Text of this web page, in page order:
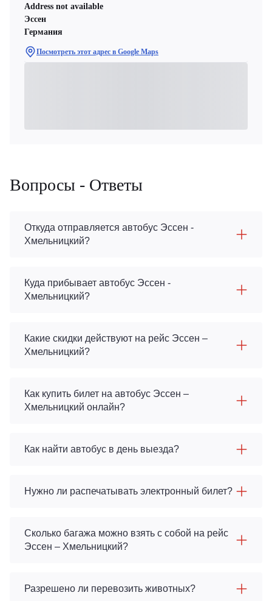
Address not available
Эссен
Германия
Посмотреть этот адрес в Google Maps
Вопросы - Ответы
Откуда отправляется автобус Эссен -
Хмельницкий?
Куда прибывает автобус Эссен -
Хмельницкий?
Какие скидки действуют на рейс Эссен –
Хмельницкий?
Как купить билет на автобус Эссен –
Хмельницкий онлайн?
Как найти автобус в день выезда?
Нужно ли распечатывать электронный билет?
Сколько багажа можно взять с собой на рейс
Эссен – Хмельницкий?
Разрешено ли перевозить животных?